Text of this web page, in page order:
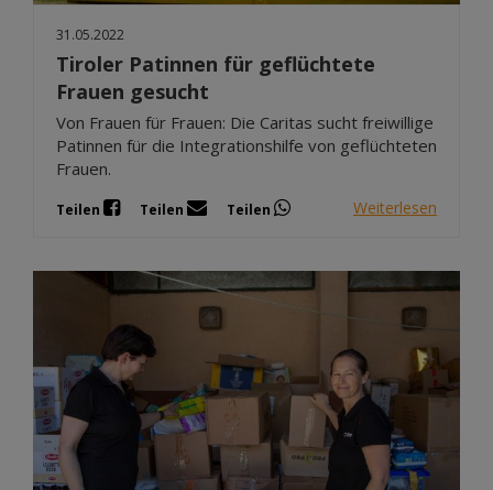
31.05.2022
Tiroler Patinnen für geflüchtete
Frauen gesucht
Von Frauen für Frauen: Die Caritas sucht freiwillige
Patinnen für die Integrationshilfe von geflüchteten
Frauen.
Teilen Teilen Teilen Weiterlesen